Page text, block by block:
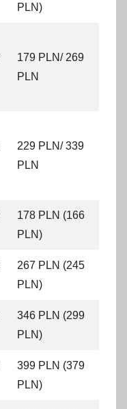
PLN)
179 PLN/ 269
PLN
229 PLN/ 339
PLN
178 PLN (166
PLN)
267 PLN (245
PLN)
346 PLN (299
PLN)
399 PLN (379
PLN)